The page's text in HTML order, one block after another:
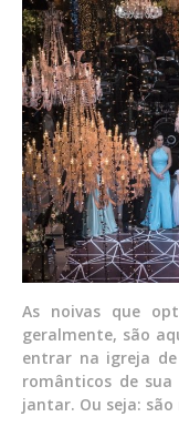
As noivas que
geralmente, são
entrar na igreja
românticos de
jantar. Ou seja: